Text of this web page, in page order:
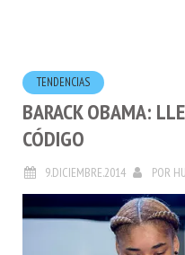
BARACK OBAMA:
CÓDIGO
9.DICIEMBRE.2014